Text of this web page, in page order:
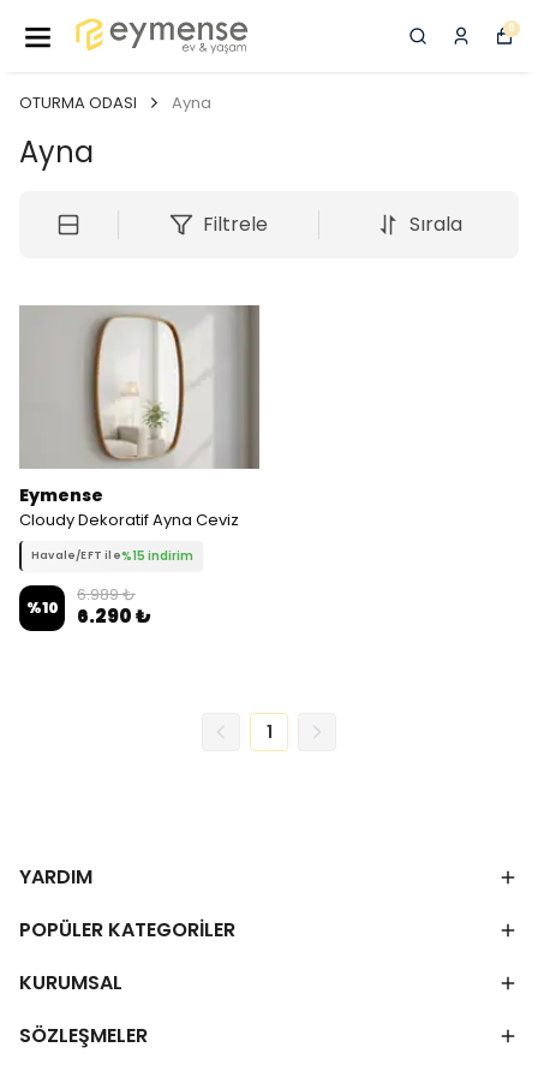
0
OTURMA ODASI Ayna
Ayna
Filtrele Sırala
Eymense
Cloudy Dekoratif Ayna Ceviz
Havale/EFT ile%15 indirim
%10
6.989 ₺
6.290 ₺
1
YARDIM
POPÜLER KATEGORİLER
KURUMSAL
SÖZLEŞMELER